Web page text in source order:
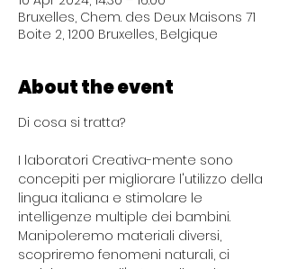
Bruxelles, Chem. des Deux Maisons 71
Boite 2, 1200 Bruxelles, Belgique
About the event
I laboratori Creativa-mente sono
concepiti per migliorare l'utilizzo della
lingua italiana e stimolare le
intelligenze multiple dei bambini.
Manipoleremo materiali diversi,
scopriremo fenomeni naturali, ci